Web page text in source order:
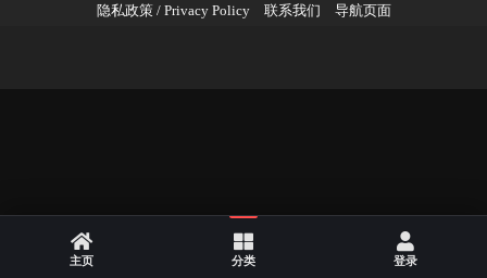
隐私政策 / Privacy Policy 联系我们 导航页面
主页 分类 登录